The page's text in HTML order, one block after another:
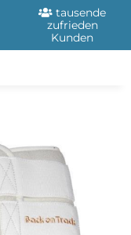
tausende
zufrieden
Kunden